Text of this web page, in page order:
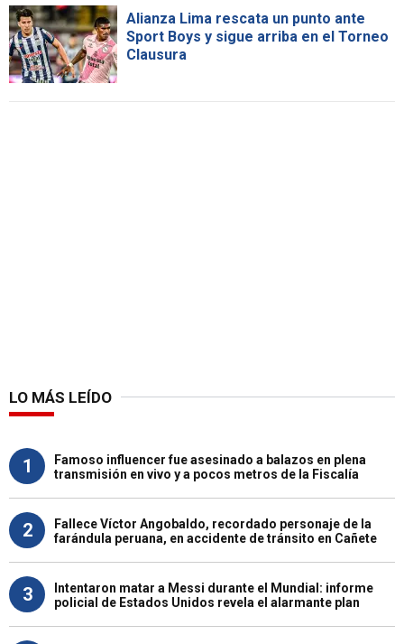
Alianza Lima rescata un punto ante
Sport Boys y sigue arriba en el Torneo
Clausura
LO MÁS LEÍDO
1
Famoso influencer fue asesinado a balazos en plena
transmisión en vivo y a pocos metros de la Fiscalía
2
Fallece Víctor Angobaldo, recordado personaje de la
farándula peruana, en accidente de tránsito en Cañete
3
Intentaron matar a Messi durante el Mundial: informe
policial de Estados Unidos revela el alarmante plan